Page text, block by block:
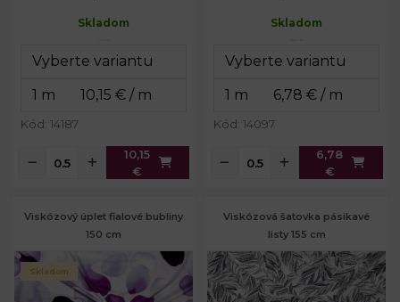
Skladom
Kód: 14187
10,15
€
Skladom
Kód: 14097
6,78
€
Viskózový úplet fialové bubliny
150 cm
Skladom
Viskózová šatovka pásikavé
listy 155 cm